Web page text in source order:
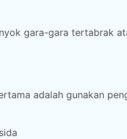
gara-gara tertabrak
adalah gunakan